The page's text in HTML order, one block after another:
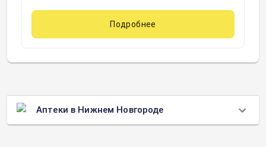
Подробнее
Аптеки в Нижнем Новгороде